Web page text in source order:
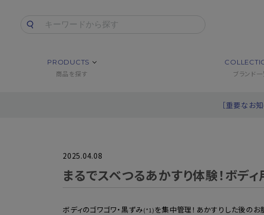
PRODUCTS
商品を探す ブランド
［重要なお
2025.04.08
まるでスベつるあかすり体験！ボデ
ボディのゴワゴワ・黒ずみ(*1) を集中管理！あかすりした後のお